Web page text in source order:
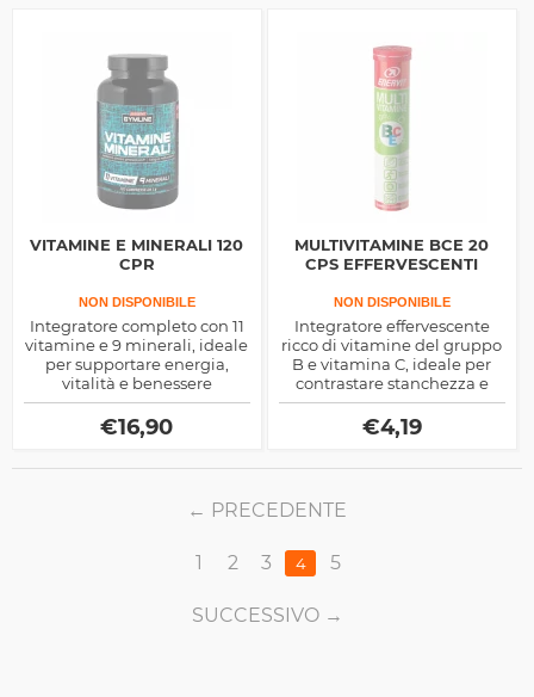
VITAMINE E MINERALI 120
CPR
NON DISPONIBILE
Integratore completo con 11
vitamine e 9 minerali, ideale
per supportare energia,
vitalità e benessere
generale. Perfetto per
affrontare impegni intensi,
ridurre la stanchezza e
€16,90
MULTIVITAMINE BCE 20
CPS EFFERVESCENTI
NON DISPONIBILE
Integratore effervescente
ricco di vitamine del gruppo
B e vitamina C, ideale per
contrastare stanchezza e
affaticamento. Sostiene il
metabolismo energetico e
offre un apporto pratico e
€4,19
PRECEDENTE
1 2 3 4 5
SUCCESSIVO